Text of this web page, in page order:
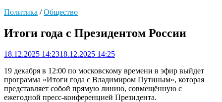
Политика /Общество
Итоги года с Президентом России
18.12.2025 14:2318.12.2025 14:25
19 декабря в 12:00 по московскому времени в эфир выйдет
программа «Итоги года с Владимиром Путиным», которая
представляет собой прямую линию, совмещённую с
ежегодной пресс-конференцией Президента.